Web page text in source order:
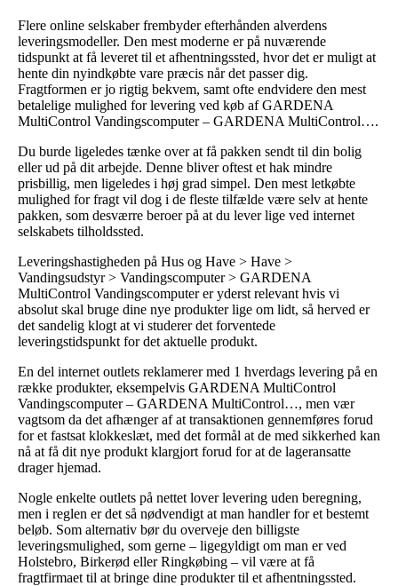
Flere online selskaber frembyder efterhånden alverdens
leveringsmodeller. Den mest moderne er på nuværende
tidspunkt at få leveret til et afhentningssted, hvor det er muligt at
hente din nyindkøbte vare præcis når det passer dig.
Fragtformen er jo rigtig bekvem, samt ofte endvidere den mest
betalelige mulighed for levering ved køb af GARDENA
MultiControl Vandingscomputer – GARDENA MultiControl….
Du burde ligeledes tænke over at få pakken sendt til din bolig
eller ud på dit arbejde. Denne bliver oftest et hak mindre
prisbillig, men ligeledes i høj grad simpel. Den mest letkøbte
mulighed for fragt vil dog i de fleste tilfælde være selv at hente
pakken, som desværre beroer på at du lever lige ved internet
selskabets tilholdssted.
Leveringshastigheden på Hus og Have > Have >
Vandingsudstyr > Vandingscomputer > GARDENA
MultiControl Vandingscomputer er yderst relevant hvis vi
absolut skal bruge dine nye produkter lige om lidt, så herved er
det sandelig klogt at vi studerer det forventede
leveringstidspunkt for det aktuelle produkt.
En del internet outlets reklamerer med 1 hverdags levering på en
række produkter, eksempelvis GARDENA MultiControl
Vandingscomputer – GARDENA MultiControl…, men vær
vagtsom da det afhænger af at transaktionen gennemføres forud
for et fastsat klokkeslæt, med det formål at de med sikkerhed kan
nå at få dit nye produkt klargjort forud for at de lageransatte
drager hjemad.
Nogle enkelte outlets på nettet lover levering uden beregning,
men i reglen er det så nødvendigt at man handler for et bestemt
beløb. Som alternativ bør du overveje den billigste
leveringsmulighed, som gerne – ligegyldigt om man er ved
Holstebro, Birkerød eller Ringkøbing – vil være at få
fragtfirmaet til at bringe dine produkter til et afhentningssted.